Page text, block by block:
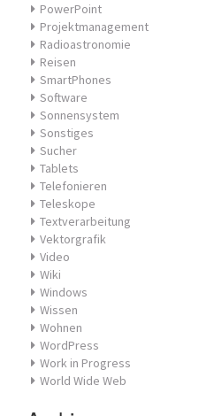
PowerPoint
Projektmanagement
Radioastronomie
Reisen
SmartPhones
Software
Sonnensystem
Sonstiges
Sucher
Tablets
Telefonieren
Teleskope
Textverarbeitung
Vektorgrafik
Video
Wiki
Windows
Wissen
Wohnen
WordPress
Work in Progress
World Wide Web